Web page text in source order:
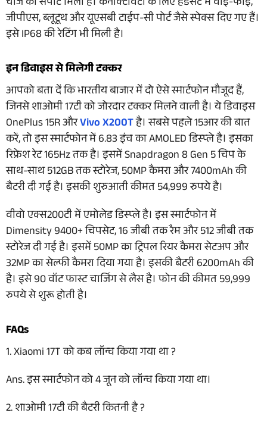
जीपीएस, ब्लूटूथ और यूएसबी टाईप-सी पोर्ट जैसे स्पेक्स दिए गए हैं।
इसे IP68 की रेटिंग भी मिली है।
इन डिवाइस से मिलेगी टक्कर
आपको बता दें कि भारतीय बाजार में दो ऐसे स्मार्टफोन मौजूद हैं,
जिनसे शाओमी 17टी को जोरदार टक्कर मिलने वाली है। ये डिवाइस
OnePlus 15R औरVivo X200Tहै। सबसे पहले 15आर की बात
करें, तो इस स्मार्टफोन में 6.83 इंच का AMOLED डिस्प्ले है। इसका
रिफ्रेश रेट 165Hz तक है। इसमें Snapdragon 8 Gen 5 चिप के
साथ-साथ 512GB तक स्टोरेज, 50MP कैमरा और 7400mAh की
बैटरी दी गई है। इसकी शुरुआती कीमत 54,999 रुपये है।
वीवो एक्स200टी में एमोलेड डिस्प्ले है। इस स्मार्टफोन में
Dimensity 9400+ चिपसेट, 16 जीबी तक रैम और 512 जीबी तक
स्टोरेज दी गई है। इसमें 50MP का ट्रिपल रियर कैमरा सेटअप और
32MP का सेल्फी कैमरा दिया गया है। इसकी बैटरी 6200mAh की
है। इसे 90 वॉट फास्ट चार्जिंग से लैस है। फोन की कीमत 59,999
रुपये से शुरू होती है।
FAQs
1. Xiaomi 17T को कब लॉन्च किया गया था ?
Ans. इस स्मार्टफोन को 4 जून को लॉन्च किया गया था।
2. शाओमी 17टी की बैटरी कितनी है ?